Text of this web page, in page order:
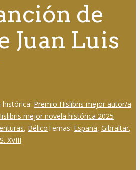
de
Juan Luis
histórica: Premio Hislibris mejor autor/a
mejor novela histórica 2025
, BélicoTemas: España, Gibraltar,
S. XVIII